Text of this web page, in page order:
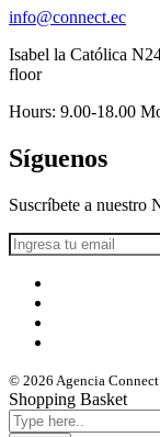
info@connect.ec
Isabel la Católica
floor
Hours: 9.00-18.00
Síguenos
Suscríbete a nuestro
© 2026 Agencia
Shopping Basket